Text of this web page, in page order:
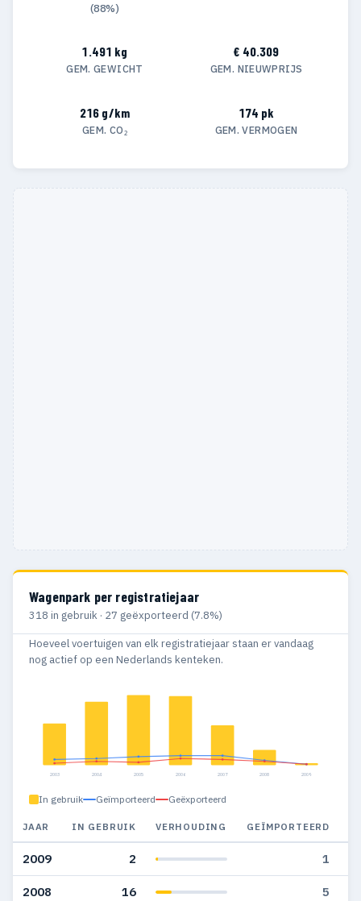
(88%)
1.491 kg
GEM. GEWICHT
€ 40.309
GEM. NIEUWPRIJS
216 g/km
GEM. CO₂
174 pk
GEM. VERMOGEN
Wagenpark per registratiejaar
318 in gebruik · 27 geëxporteerd (7.8%)
Hoeveel voertuigen van elk registratiejaar staan er vandaag
nog actief op een Nederlands kenteken.
2003 2004 2005 2006 2007 2008 2009
In gebruik Geïmporteerd Geëxporteerd
JAAR IN GEBRUIK VERHOUDING GEÏMPORTEERD
2009 2 1
2008 16 5